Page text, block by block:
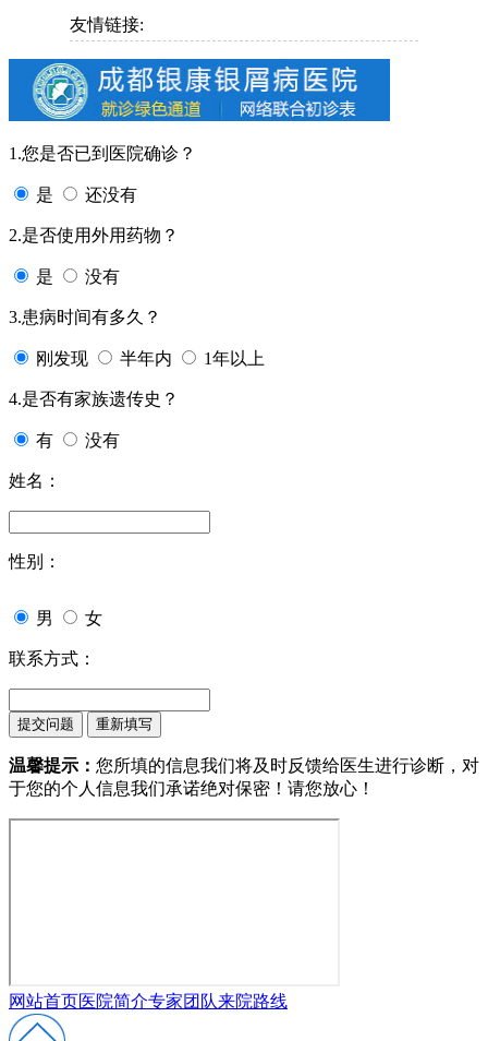
友情链接:
1.您是否已到医院确诊？
是 还没有
2.是否使用外用药物？
是 没有
3.患病时间有多久？
刚发现 半年内 1年以上
4.是否有家族遗传史？
有 没有
姓名：
性别：
男 女
联系方式：
温馨提示： 您所填的信息我们将及时反馈给医生进行诊断，对
于您的个人信息我们承诺绝对保密！请您放心！
网站首页医院简介专家团队来院路线